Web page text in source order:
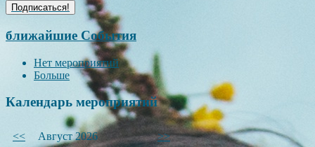
ближайшие События
Нет мероприятий
Больше
Календарь мероприятий
<< Август 2026 >>